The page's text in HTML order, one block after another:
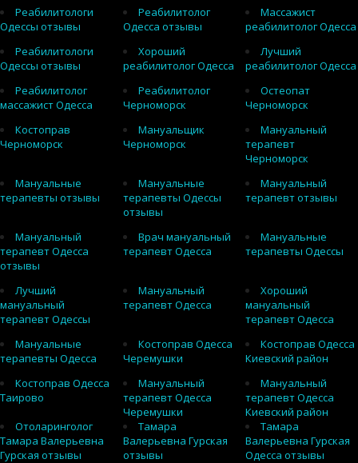
Реабилитологи
Одессы отзывы
Реабилитолог
Одесса отзывы
Массажист
реабилитолог Одесса
Реабилитологи
Одессы отзывы
Хороший
реабилитолог Одесса
Лучший
реабилитолог Одесса
Реабилитолог
массажист Одесса
Реабилитолог
Черноморск
Остеопат
Черноморск
Костоправ
Черноморск
Мануальщик
Черноморск
Мануальный
терапевт
Черноморск
Мануальные
терапевты отзывы
Мануальные
терапевты Одессы
отзывы
Мануальный
терапевт отзывы
Мануальный
терапевт Одесса
отзывы
Врач мануальный
терапевт Одесса
Мануальные
терапевты Одессы
Лучший
мануальный
терапевт Одессы
Мануальный
терапевт Одесса
Хороший
мануальный
терапевт Одесса
Мануальные
терапевты Одесса
Костоправ Одесса
Черемушки
Костоправ Одесса
Киевский район
Костоправ Одесса
Таирово
Мануальный
терапевт Одесса
Черемушки
Мануальный
терапевт Одесса
Киевский район
Отоларинголог
Тамара Валерьевна
Гурская отзывы
Тамара
Валерьевна Гурская
отзывы
Тамара
Валерьевна Гурская
Одесса отзывы